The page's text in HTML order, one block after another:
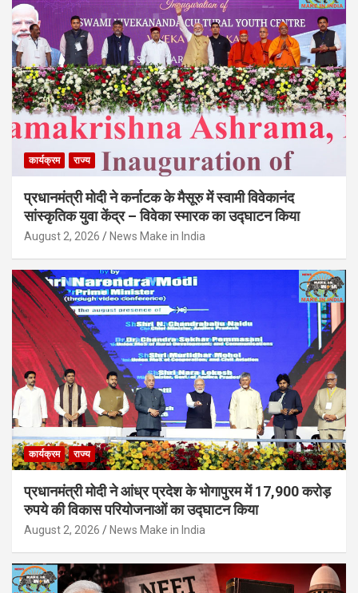
कार्यक्रम राज्य
प्रधानमंत्री मोदी ने कर्नाटक के मैसूरु में स्वामी विवेकानंद
सांस्कृतिक युवा केंद्र – विवेका स्मारक का उद्घाटन किया
August 2, 2026 News Make in India
कार्यक्रम राज्य
प्रधानमंत्री मोदी ने आंध्र प्रदेश के भोगापुरम में 17,900 करोड़
रुपये की विकास परियोजनाओं का उद्घाटन किया
August 2, 2026 News Make in India